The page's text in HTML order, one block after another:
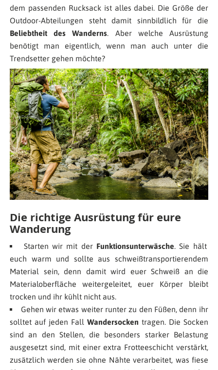
dem passenden Rucksack ist alles dabei. Die Größe der
Outdoor-Abteilungen steht damit sinnbildlich für die
Beliebtheit des Wanderns. Aber welche Ausrüstung
benötigt man eigentlich, wenn man auch unter die
Trendsetter gehen möchte?
Die richtige Ausrüstung für eure
Wanderung
Starten wir mit derFunktionsunterwäsche. Sie hält
euch warm und sollte aus schweißtransportierendem
Material sein, denn damit wird euer Schweiß an die
Materialoberfläche weitergeleitet, euer Körper bleibt
trocken und ihr kühlt nicht aus.
Gehen wir etwas weiter runter zu den Füßen, denn ihr
solltet auf jeden Fall Wandersocken tragen. Die Socken
sind an den Stellen, die besonders starker Belastung
ausgesetzt sind, mit einer extra Frotteeschicht verstärkt,
zusätzlich werden sie ohne Nähte verarbeitet, was fiese